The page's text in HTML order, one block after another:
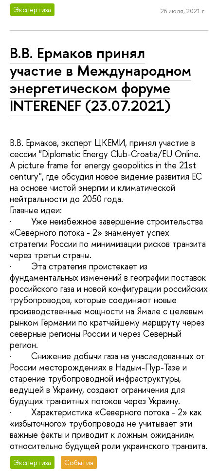
Экспертиза 26 июля, 2021 г.
В.В. Ермаков принял
участие в Международном
энергетическом форуме
INTERENEF (23.07.2021)
В.В. Ермаков, эксперт ЦКЕМИ, принял участие в
сессии "Diplomatic Energy Club-Croatia/EU Online.
A picture frame for energy geopolitics in the 21st
century", где обсудил новое видение развития ЕС
на основе чистой энергии и климатической
нейтральности до 2050 года.
Главные идеи:
· Уже неизбежное завершение строительства
«Северного потока - 2» знаменует успех
стратегии России по минимизации рисков транзита
через третьи страны.
· Эта стратегия проистекает из
фундаментальных изменений в географии поставок
российского газа и новой конфигурации российских
трубопроводов, которые соединяют новые
производственные мощности на Ямале с целевым
рынком Германии по кратчайшему маршруту через
северные регионы России и через Северный
регион.
· Снижение добычи газа на унаследованных от
России месторождениях в Надым-Пур-Тазе и
старение трубопроводной инфраструктуры,
ведущей в Украину, создают ограничения для
будущих транзитных потоков через Украину.
· Характеристика «Северного потока - 2» как
«избыточного» трубопровода не учитывает эти
важные факты и приводит к ложным ожиданиям
относительно будущей роли украинского транзита.
Экспертиза События